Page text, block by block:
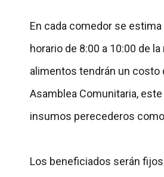
En cada comedor se
horario de 8:00 a 10:00 de
alimentos tendrán un costo
Asamblea Comunitaria,
insumos perecederos
Los beneficiados serán